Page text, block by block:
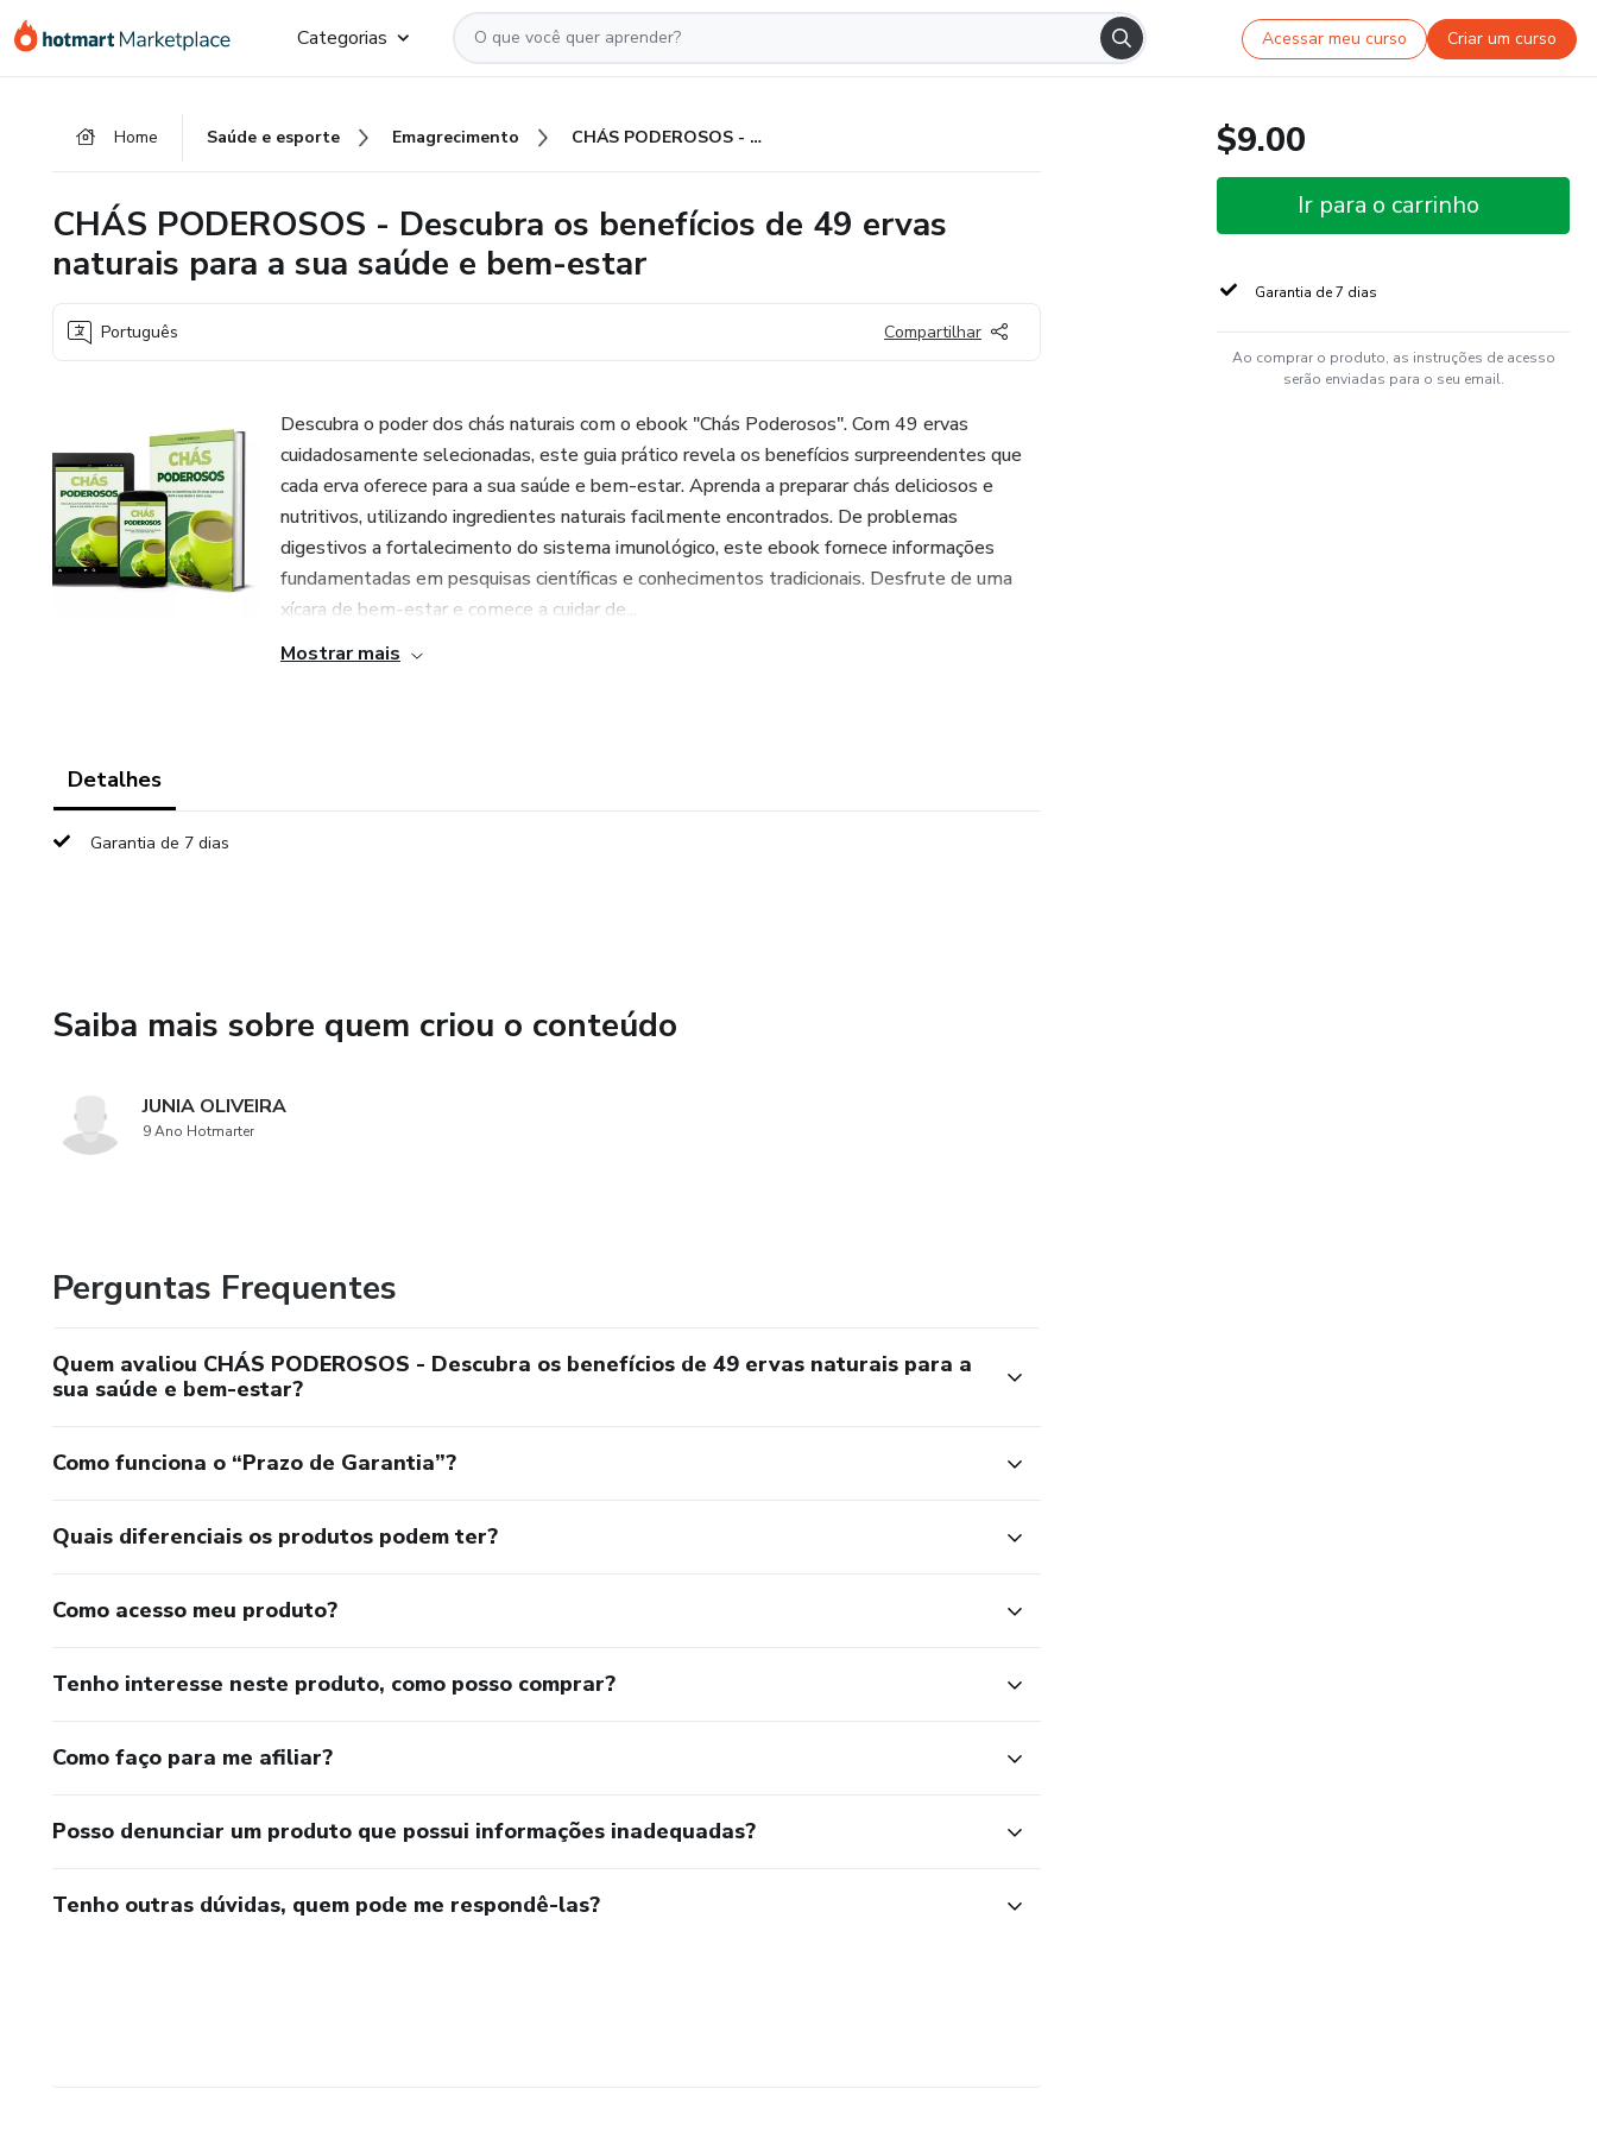
para
para
para
Categorias Acessar meu curso Criar um curso
Home Saúde e esporte Emagrecimento CHÁS PODEROSOS - Descubra os benefícios de 49 ervas naturais para a sua saúde e bem-estar
CHÁS PODEROSOS - Descubra os benefícios de 49 ervas
naturais para a sua saúde e bem-estar
Português Compartilhar
Descubra o poder dos chás naturais com o ebook "Chás Poderosos". Com 49 ervas
cuidadosamente selecionadas, este guia prático revela os benefícios surpreendentes que
cada erva oferece para a sua saúde e bem-estar. Aprenda a preparar chás deliciosos e
nutritivos, utilizando ingredientes naturais facilmente encontrados. De problemas
digestivos a fortalecimento do sistema imunológico, este ebook fornece informações
fundamentadas em pesquisas científicas e conhecimentos tradicionais. Desfrute de uma
xícara de bem-estar e comece a cuidar de...
Mostrar mais
Detalhes
Garantia de 7 dias
Saiba mais sobre quem criou o conteúdo
JUNIA OLIVEIRA
9 Ano Hotmarter
Perguntas Frequentes
Quem avaliou CHÁS PODEROSOS - Descubra os benefícios de 49 ervas naturais para a
sua saúde e bem-estar?
Como funciona o “Prazo de Garantia”?
Quais diferenciais os produtos podem ter?
Como acesso meu produto?
Tenho interesse neste produto, como posso comprar?
Como faço para me afiliar?
Posso denunciar um produto que possui informações inadequadas?
Tenho outras dúvidas, quem pode me respondê-las?
$9.00
Ir para o carrinho
Garantia de 7 dias
Ao comprar o produto, as instruções de acesso
serão enviadas para o seu email.